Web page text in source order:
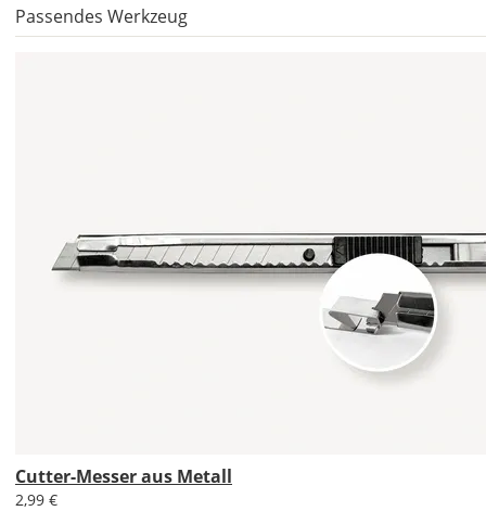
Dir
Passendes Werkzeug
Cutter-Messer aus Metall
2,99 €